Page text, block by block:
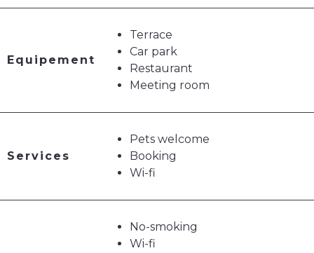
Equipement
Terrace
Car park
Restaurant
Meeting room
Services
Pets welcome
Booking
Wi-fi
No-smoking
Wi-fi